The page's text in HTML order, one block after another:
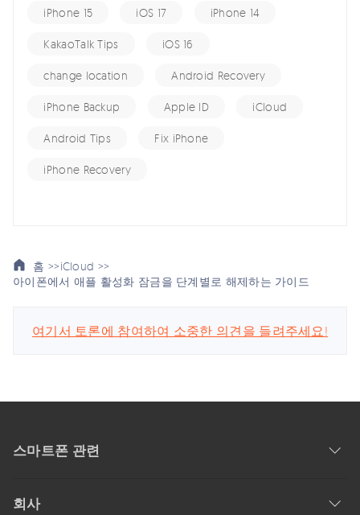
iPhone 15 iOS 17 iPhone 14
KakaoTalk Tips iOS 16
change location Android Recovery
iPhone Backup Apple ID iCloud
Android Tips Fix iPhone
iPhone Recovery
홈 >>iCloud >>
아이폰에서 애플 활성화 잠금을 단계별로 해제하는 가이드
여기서 토론에 참여하여 소중한 의견을 들려주세요!
스마트폰 관련
회사